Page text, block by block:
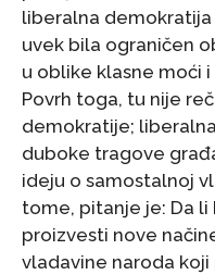
liberalna
uvek bila ograničen
u oblike klasne moći
Povrh toga, tu nije
demokratije;
duboke tragove
ideju o samostalnoj
tome, pitanje je: Da
proizvesti nove
vladavine naroda